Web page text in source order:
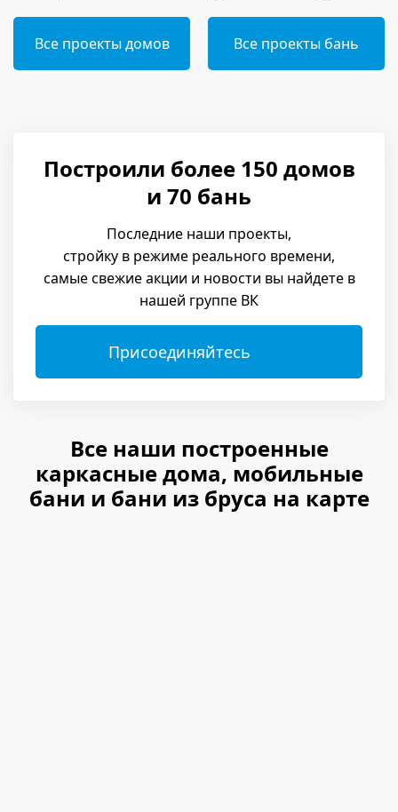
Все проекты домов Все проекты бань
Построили более 150 домов
и 70 бань
Последние наши проекты,
стройку в режиме реального времени,
самые свежие акции и новости вы найдете в
нашей группе ВК
Присоединяйтесь
Все наши построенные
каркасные дома, мобильные
бани и бани из бруса на карте